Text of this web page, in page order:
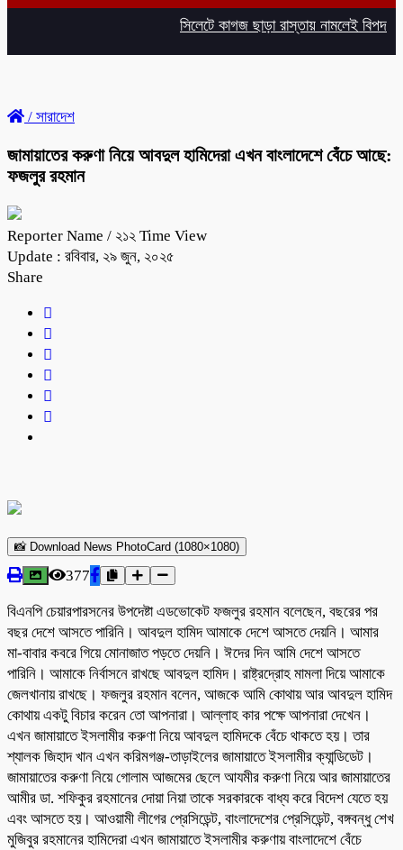
সিলেটে কাগজ ছাড়া রাস্তায় নামলেই বিপদ ১১
/ সারাদেশ
জামায়াতের করুণা নিয়ে আবদুল হামিদেরা এখন বাংলাদেশে বেঁচে আছে:
ফজলুর রহমান
Reporter Name / ২১২ Time View
Update : রবিবার, ২৯ জুন, ২০২৫
Share
📸 Download News PhotoCard (1080×1080)
377
বিএনপি চেয়ারপারসনের উপদেষ্টা এডভোকেট ফজলুর রহমান বলেছেন, বছরের পর
বছর দেশে আসতে পারিনি। আবদুল হামিদ আমাকে দেশে আসতে দেয়নি। আমার
মা-বাবার কবরে গিয়ে মোনাজাত পড়তে দেয়নি। ঈদের দিন আমি দেশে আসতে
পারিনি। আমাকে নির্বাসনে রাখছে আবদুল হামিদ। রাষ্ট্রদ্রোহ মামলা দিয়ে আমাকে
জেলখানায় রাখছে। ফজলুর রহমান বলেন, আজকে আমি কোথায় আর আবদুল হামিদ
কোথায় একটু বিচার করেন তো আপনারা। আল্লাহ কার পক্ষে আপনারা দেখেন।
এখন জামায়াতে ইসলামীর করুণা নিয়ে আবদুল হামিদকে বেঁচে থাকতে হয়। তার
শ্যালক জিহাদ খান এখন করিমগঞ্জ-তাড়াইলের জামায়াতে ইসলামীর ক্যান্ডিডেট।
জামায়াতের করুণা নিয়ে গোলাম আজমের ছেলে আযমীর করুণা নিয়ে আর জামায়াতের
আমীর ডা. শফিকুর রহমানের দোয়া নিয়া তাকে সরকারকে বাধ্য করে বিদেশ যেতে হয়
এবং আসতে হয়। আওয়ামী লীগের প্রেসিডেন্ট, বাংলাদেশের প্রেসিডেন্ট, বঙ্গবন্ধু শেখ
মুজিবুর রহমানের হামিদেরা এখন জামায়াতে ইসলামীর করুণায় বাংলাদেশে বেঁচে